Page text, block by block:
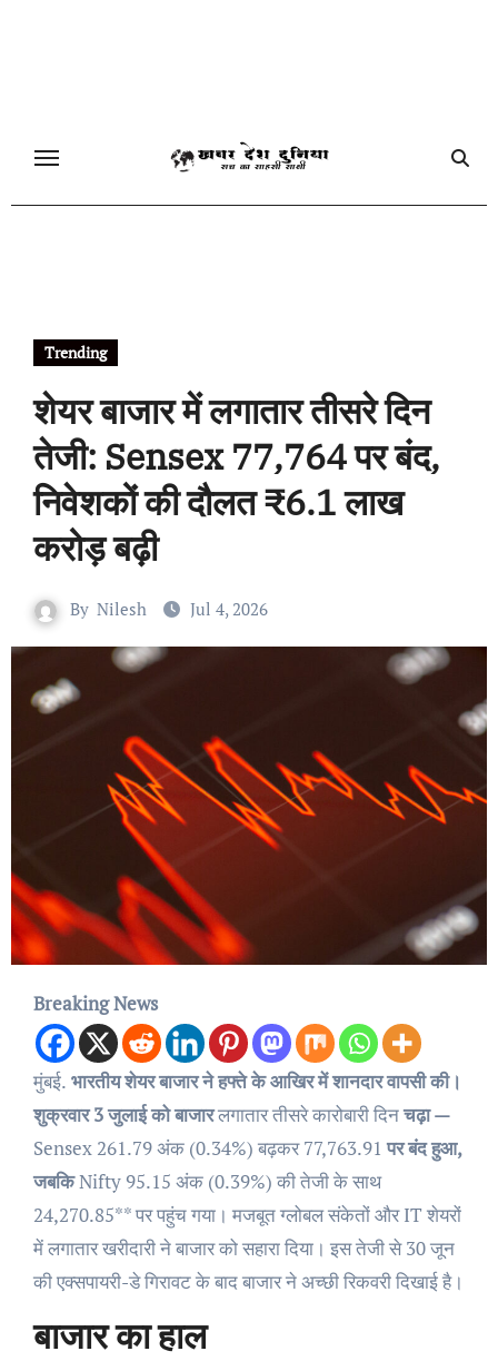
Trending
शेयर बाजार में लगातार तीसरे दिन
तेजी: Sensex 77,764 पर बंद,
निवेशकों की दौलत ₹6.1 लाख
करोड़ बढ़ी
By Nilesh Jul 4, 2026
Breaking News
मुंबई. भारतीय शेयर बाजार ने हफ्ते के आखिर में शानदार वापसी की।
शुक्रवार 3 जुलाई को बाजारलगातार तीसरे कारोबारी दिनचढ़ा —
Sensex 261.79 अंक (0.34%) बढ़कर 77,763.91 पर बंद हुआ,
जबकिNifty 95.15 अंक (0.39%) की तेजी के साथ
24,270.85** पर पहुंच गया। मजबूत ग्लोबल संकेतों और IT शेयरों
में लगातार खरीदारी ने बाजार को सहारा दिया। इस तेजी से 30 जून
की एक्सपायरी-डे गिरावट के बाद बाजार ने अच्छी रिकवरी दिखाई है।
बाजार का हाल